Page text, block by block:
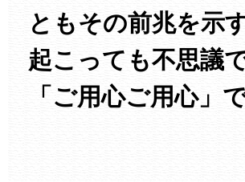
ともその前兆を示
起こっても不思議
「ご用心ご用心」